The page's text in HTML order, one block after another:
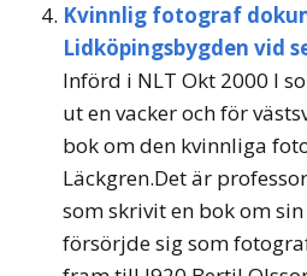
Kvinnlig fotograf
Lidköpingsbygden vid
Införd i NLT Okt 2000 I
ut en vacker och för
bok om den kvinnliga
Läckgren.Det är
som skrivit en bok om
försörjde sig som